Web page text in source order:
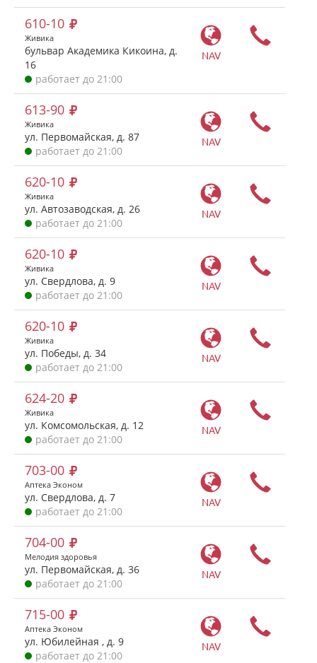
NAV
610-10
Живика
бульвар Академика Кикоина, д.
16
работает до 21:00
NAV
613-90
Живика
ул. Первомайская, д. 87
работает до 21:00
NAV
620-10
Живика
ул. Автозаводская, д. 26
работает до 21:00
NAV
620-10
Живика
ул. Свердлова, д. 9
работает до 21:00
NAV
620-10
Живика
ул. Победы, д. 34
работает до 21:00
NAV
624-20
Живика
ул. Комсомольская, д. 12
работает до 21:00
NAV
703-00
Аптека Эконом
ул. Свердлова, д. 7
работает до 21:00
NAV
704-00
Мелодия здоровья
ул. Первомайская, д. 36
работает до 21:00
NAV
715-00
Аптека Эконом
ул. Юбилейная , д. 9
работает до 21:00